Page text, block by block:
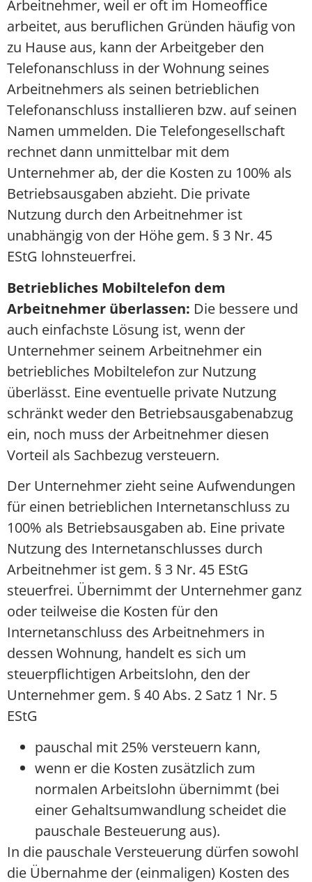
Arbeitnehmer, weil er oft im Homeoffice
arbeitet, aus beruflichen Gründen häufig von
zu Hause aus, kann der Arbeitgeber den
Telefonanschluss in der Wohnung seines
Arbeitnehmers als seinen betrieblichen
Telefonanschluss installieren bzw. auf seinen
Namen ummelden. Die Telefongesellschaft
rechnet dann unmittelbar mit dem
Unternehmer ab, der die Kosten zu 100% als
Betriebsausgaben abzieht. Die private
Nutzung durch den Arbeitnehmer ist
unabhängig von der Höhe gem. § 3 Nr. 45
EStG lohnsteuerfrei.
Betriebliches Mobiltelefon dem
Arbeitnehmer überlassen: Die bessere und
auch einfachste Lösung ist, wenn der
Unternehmer seinem Arbeitnehmer ein
betriebliches Mobiltelefon zur Nutzung
überlässt. Eine eventuelle private Nutzung
schränkt weder den Betriebsausgabenabzug
ein, noch muss der Arbeitnehmer diesen
Vorteil als Sachbezug versteuern.
Der Unternehmer zieht seine Aufwendungen
für einen betrieblichen Internetanschluss zu
100% als Betriebsausgaben ab. Eine private
Nutzung des Internetanschlusses durch
Arbeitnehmer ist gem. § 3 Nr. 45 EStG
steuerfrei. Übernimmt der Unternehmer ganz
oder teilweise die Kosten für den
Internetanschluss des Arbeitnehmers in
dessen Wohnung, handelt es sich um
steuerpflichtigen Arbeitslohn, den der
Unternehmer gem. § 40 Abs. 2 Satz 1 Nr. 5
EStG
pauschal mit 25% versteuern kann,
wenn er die Kosten zusätzlich zum
normalen Arbeitslohn übernimmt (bei
einer Gehaltsumwandlung scheidet die
pauschale Besteuerung aus).
In die pauschale Versteuerung dürfen sowohl
die Übernahme der (einmaligen) Kosten des